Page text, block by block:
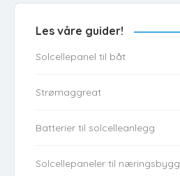
Les våre guider!
Solcellepanel til båt
Strømaggreat
Batterier til solcelleanlegg
Solcellepaneler til næringsbygg